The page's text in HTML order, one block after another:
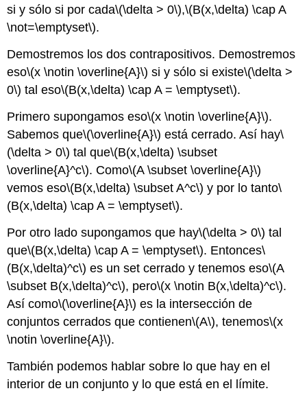
si y sólo si por cada\(\delta > 0\),\(B(x,\delta) \cap A
\not=\emptyset\).
Demostremos los dos contrapositivos. Demostremos
eso\(x \notin \overline{A}\) si y sólo si existe\(\delta >
0\) tal eso\(B(x,\delta) \cap A = \emptyset\).
Primero supongamos eso\(x \notin \overline{A}\).
Sabemos que\(\overline{A}\) está cerrado. Así hay\
(\delta > 0\) tal que\(B(x,\delta) \subset
\overline{A}^c\). Como\(A \subset \overline{A}\)
vemos eso\(B(x,\delta) \subset A^c\) y por lo tanto\
(B(x,\delta) \cap A = \emptyset\).
Por otro lado supongamos que hay\(\delta > 0\) tal
que\(B(x,\delta) \cap A = \emptyset\). Entonces\
(B(x,\delta)^c\) es un set cerrado y tenemos eso\(A
\subset B(x,\delta)^c\), pero\(x \notin B(x,\delta)^c\).
Así como\(\overline{A}\) es la intersección de
conjuntos cerrados que contienen\(A\), tenemos\(x
\notin \overline{A}\).
También podemos hablar sobre lo que hay en el
interior de un conjunto y lo que está en el límite.